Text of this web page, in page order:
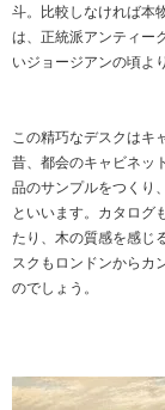
斗。比較しなければ本
は、正統派アンティー
いジョージアンの頃よ
この精巧なデスクはキ
昔、都会のキャビネッ
品のサンプルをつくり
といいます。カタログ
たり、木の質感を感じ
スクもロンドンからカ
のでしょう。